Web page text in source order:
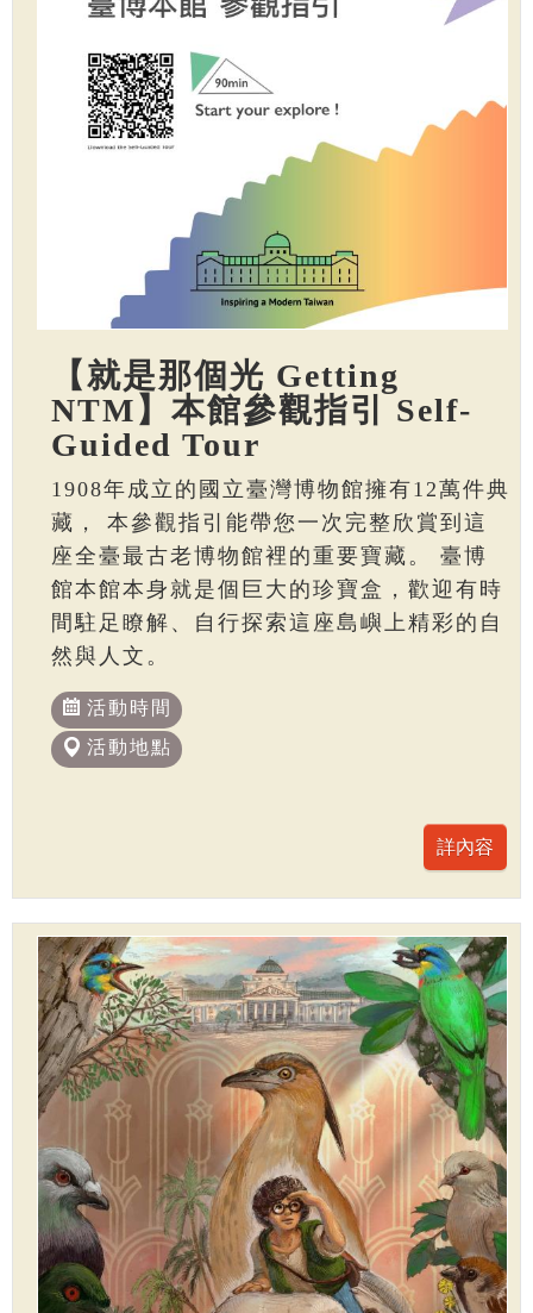
【就是那個光 Getting
NTM】本館參觀指引 Self-
Guided Tour
1908年成立的國立臺灣博物館擁有12萬件典
藏， 本參觀指引能帶您一次完整欣賞到這
座全臺最古老博物館裡的重要寶藏。 臺博
館本館本身就是個巨大的珍寶盒，歡迎有時
間駐足瞭解、自行探索這座島嶼上精彩的自
然與人文。
活動時間
活動地點